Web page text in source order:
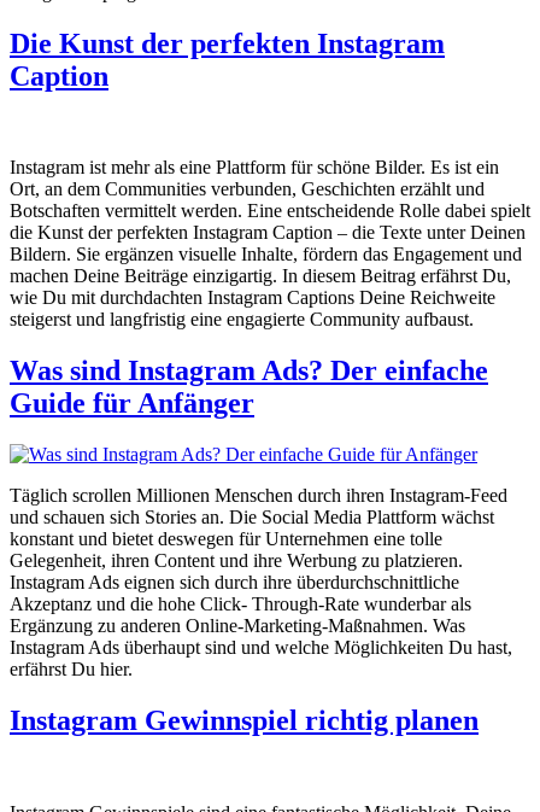
Die Kunst der perfekten Instagram
Caption
Instagram ist mehr als eine Plattform für schöne Bilder. Es ist ein
Ort, an dem Communities verbunden, Geschichten erzählt und
Botschaften vermittelt werden. Eine entscheidende Rolle dabei spielt
die Kunst der perfekten Instagram Caption – die Texte unter Deinen
Bildern. Sie ergänzen visuelle Inhalte, fördern das Engagement und
machen Deine Beiträge einzigartig. In diesem Beitrag erfährst Du,
wie Du mit durchdachten Instagram Captions Deine Reichweite
steigerst und langfristig eine engagierte Community aufbaust.
Was sind Instagram Ads? Der einfache
Guide für Anfänger
Täglich scrollen Millionen Menschen durch ihren Instagram-Feed
und schauen sich Stories an. Die Social Media Plattform wächst
konstant und bietet deswegen für Unternehmen eine tolle
Gelegenheit, ihren Content und ihre Werbung zu platzieren.
Instagram Ads eignen sich durch ihre überdurchschnittliche
Akzeptanz und die hohe Click- Through-Rate wunderbar als
Ergänzung zu anderen Online-Marketing-Maßnahmen. Was
Instagram Ads überhaupt sind und welche Möglichkeiten Du hast,
erfährst Du hier.
Instagram Gewinnspiel richtig planen